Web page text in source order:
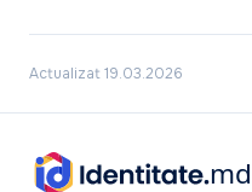
Actualizat 19.03.2026